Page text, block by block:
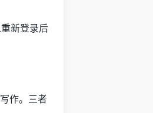
新登录后
作。三者